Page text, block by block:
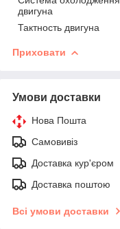
двигуна
Тактность двигуна
Приховати
Умови доставки
Нова Пошта
Самовивіз
Доставка кур'єром
Доставка поштою
Всі умови доставки